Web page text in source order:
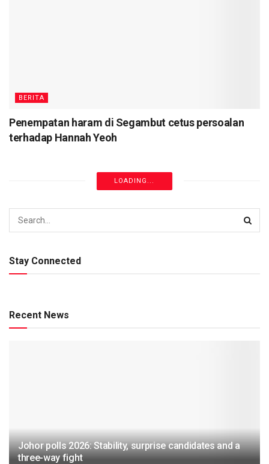
BERITA
Penempatan haram di Segambut cetus persoalan
terhadap Hannah Yeoh
LOADING...
Stay Connected
Recent News
Johor polls 2026: Stability, surprise candidates and a
three-way fight